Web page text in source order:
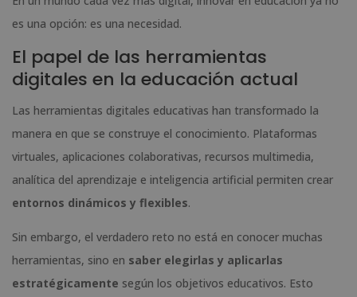
es una opción: es una necesidad.
El papel de las herramientas
digitales en la educación actual
Las herramientas digitales educativas han transformado la
manera en que se construye el conocimiento. Plataformas
virtuales, aplicaciones colaborativas, recursos multimedia,
analítica del aprendizaje e inteligencia artificial permiten crear
entornos dinámicos y flexibles.
Sin embargo, el verdadero reto no está en conocer muchas
herramientas, sino en saber elegirlas y aplicarlas
estratégicamente según los objetivos educativos. Esto